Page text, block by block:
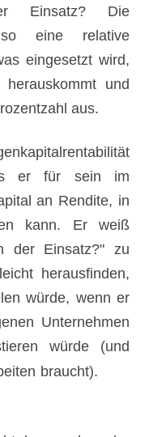
Einsatz? Die
eine relative
eingesetzt wird,
und
aus.
er für sein im
an Rendite, in
kann. Er weiß
der Einsatz?" zu
herausfinden,
würde, wenn er
Unternehmen
würde (und
braucht).